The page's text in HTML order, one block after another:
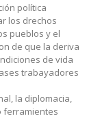
política
los drechos
pueblos y el
de que la deriva
de vida
trabayadores
la diplomacia,
ferramientes